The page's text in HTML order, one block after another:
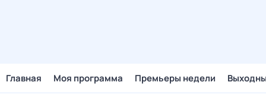
Главная Моя программа Премьеры недели